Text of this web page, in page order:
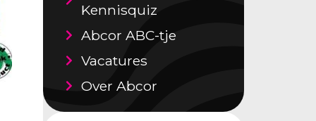
Kennisquiz
Abcor ABC-tje
Vacatures
Over Abcor